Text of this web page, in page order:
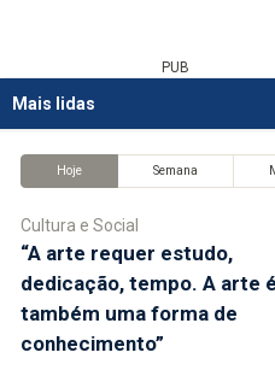
PUB
Mais lidas
Hoje Semana
Cultura e Social
“A arte requer estudo,
dedicação, tempo. A arte
também uma forma de
conhecimento”